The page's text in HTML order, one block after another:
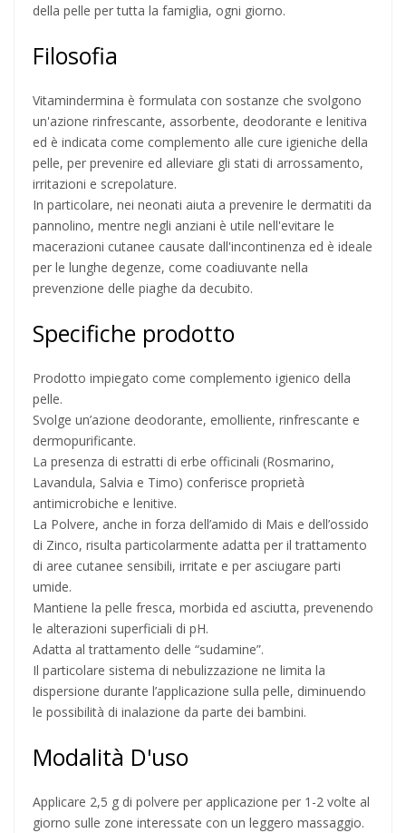
della pelle per tutta la famiglia, ogni giorno.
Filosofia
Vitamindermina è formulata con sostanze che svolgono
un'azione rinfrescante, assorbente, deodorante e lenitiva
ed è indicata come complemento alle cure igieniche della
pelle, per prevenire ed alleviare gli stati di arrossamento,
irritazioni e screpolature.
In particolare, nei neonati aiuta a prevenire le dermatiti da
pannolino, mentre negli anziani è utile nell'evitare le
macerazioni cutanee causate dall'incontinenza ed è ideale
per le lunghe degenze, come coadiuvante nella
prevenzione delle piaghe da decubito.
Specifiche prodotto
Prodotto impiegato come complemento igienico della
pelle.
Svolge un’azione deodorante, emolliente, rinfrescante e
dermopurificante.
La presenza di estratti di erbe officinali (Rosmarino,
Lavandula, Salvia e Timo) conferisce proprietà
antimicrobiche e lenitive.
La Polvere, anche in forza dell’amido di Mais e dell’ossido
di Zinco, risulta particolarmente adatta per il trattamento
di aree cutanee sensibili, irritate e per asciugare parti
umide.
Mantiene la pelle fresca, morbida ed asciutta, prevenendo
le alterazioni superficiali di pH.
Adatta al trattamento delle “sudamine”.
Il particolare sistema di nebulizzazione ne limita la
dispersione durante l’applicazione sulla pelle, diminuendo
le possibilità di inalazione da parte dei bambini.
Modalità D'uso
Applicare 2,5 g di polvere per applicazione per 1-2 volte al
giorno sulle zone interessate con un leggero massaggio.